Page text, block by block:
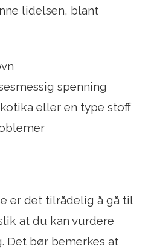
lidelsen, blant
spenning
eller en type stoff
er det tilrådelig å gå til
at du kan vurdere
Det bør bemerkes at